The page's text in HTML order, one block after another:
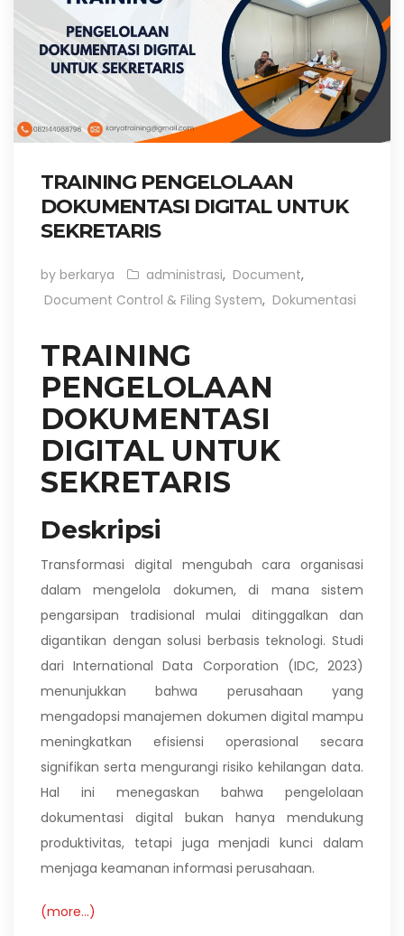
TRAINING PENGELOLAAN
DOKUMENTASI DIGITAL UNTUK
SEKRETARIS
by berkarya administrasi, Document,
Document Control & Filing System, Dokumentasi
TRAINING
PENGELOLAAN
DOKUMENTASI
DIGITAL UNTUK
SEKRETARIS
Deskripsi
Transformasi digital mengubah cara organisasi
dalam mengelola dokumen, di mana sistem
pengarsipan tradisional mulai ditinggalkan dan
digantikan dengan solusi berbasis teknologi. Studi
dari International Data Corporation (IDC, 2023)
menunjukkan bahwa perusahaan yang
mengadopsi manajemen dokumen digital mampu
meningkatkan efisiensi operasional secara
signifikan serta mengurangi risiko kehilangan data.
Hal ini menegaskan bahwa pengelolaan
dokumentasi digital bukan hanya mendukung
produktivitas, tetapi juga menjadi kunci dalam
menjaga keamanan informasi perusahaan.
(more…)